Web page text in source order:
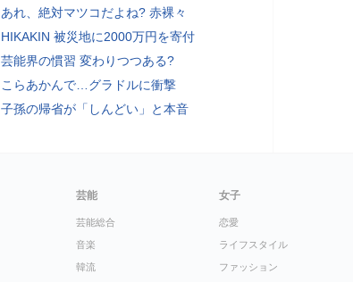
あれ、絶対マツコだよね? 赤裸々
HIKAKIN 被災地に2000万円を寄付
芸能界の慣習 変わりつつある?
こらあかんで…グラドルに衝撃
子孫の帰省が「しんどい」と本音
芸能
芸能総合
音楽
韓流
女子
恋愛
ライフスタイル
ファッション